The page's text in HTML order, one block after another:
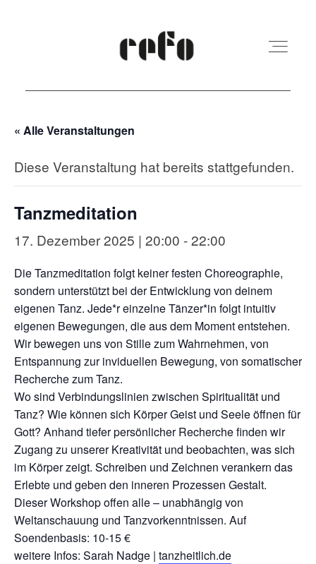
REFO Moabit
Terminkalender
Vermietung
Kontakt
« Alle Veranstaltungen
Diese Veranstaltung hat bereits stattgefunden.
Tanzmeditation
17. Dezember 2025 | 20:00 -22:00
Die Tanzmeditation folgt keiner festen Choreographie,
sondern unterstützt bei der Entwicklung von deinem
eigenen Tanz. Jede*r einzelne Tänzer*in folgt intuitiv
eigenen Bewegungen, die aus dem Moment entstehen.
Wir bewegen uns von Stille zum Wahrnehmen, von
Entspannung zur inviduellen Bewegung, von somatischer
Recherche zum Tanz.
Wo sind Verbindungslinien zwischen Spiritualität und
Tanz? Wie können sich Körper Geist und Seele öffnen für
Gott? Anhand tiefer persönlicher Recherche finden wir
Zugang zu unserer Kreativität und beobachten, was sich
im Körper zeigt. Schreiben und Zeichnen verankern das
Erlebte und geben den inneren Prozessen Gestalt.
Dieser Workshop offen alle – unabhängig von
Weltanschauung und Tanzvorkenntnissen. Auf
Soendenbasis: 10-15 €
weitere Infos: Sarah Nadge | tanzheitlich.de